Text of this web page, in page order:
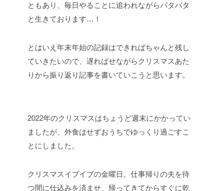
ともあり、毎日やることに追われながらバタバタ
と生きております…！
とはいえ年末年始の記録はできればちゃんと残し
ていきたいので、遅ればせながらクリスマスあた
りから振り返り記事を書いていこうと思います。
2022年のクリスマスはちょうど週末にかかってい
ましたが、外食はせずおうちでゆっくり過ごすこ
とにしました。
クリスマスイブイブの金曜日。仕事帰りの夫を待
つ間に仕込みを済ませ、帰ってきてからすぐに乾